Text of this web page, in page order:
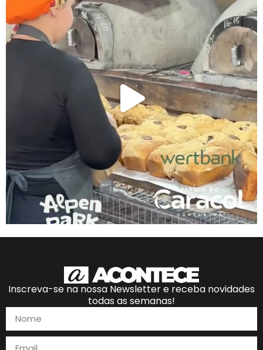
Inscreva-se na nossa Newsletter e receba novidades
todas as semanas!